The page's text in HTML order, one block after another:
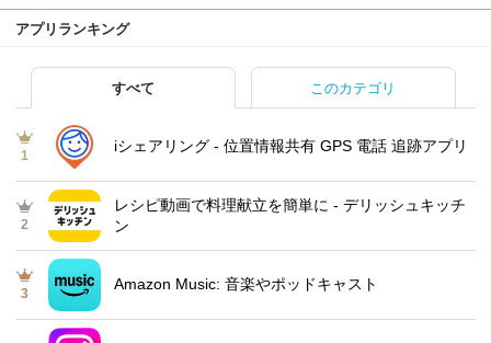
アプリランキング
すべて このカテゴリ
1
iシェアリング - 位置情報共有 GPS 電話 追跡アプリ
2
レシピ動画で料理献立を簡単‪に - デリッシュキッチ
ン
3
Amazon Music: 音楽やポッドキャスト